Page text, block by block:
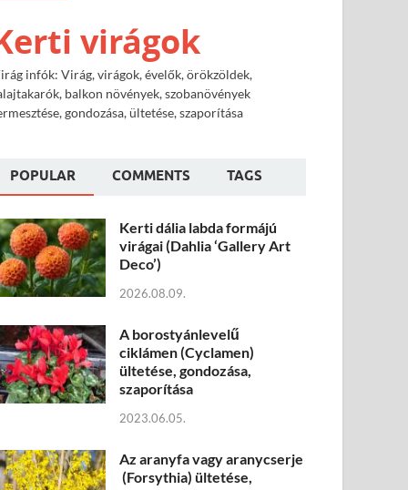
virágok
infók: Virág, virágok, évelők, örökzöldek,
balkon növények, szobanövények
gondozása, ültetése, szaporítása
POPULAR COMMENTS TAGS
Kerti dália labda formájú
virágai (Dahlia ‘Gallery Art
Deco’)
2026.08.09.
A borostyánlevelű
ciklámen (Cyclamen)
ültetése, gondozása,
szaporítása
2023.06.05.
Az aranyfa vagy aranycserje
(Forsythia) ültetése,